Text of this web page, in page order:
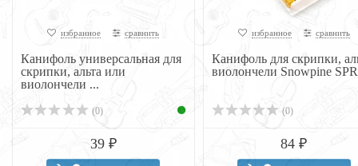
избранное сравнить
Канифоль универсальная для
скрипки, альта или
виолончели ...
(0)
39 ₽
избранное сравнить
Канифоль для скрипки,
виолончели Snowpine
(0)
84 ₽